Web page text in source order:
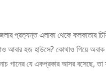
প্রত্যন্ত এলাকা থেকে কলকাতার
আবার হজ হাউসে? কোথাও গিয়ে
গানের যে একপ্রকার আসর বসেছে, তা